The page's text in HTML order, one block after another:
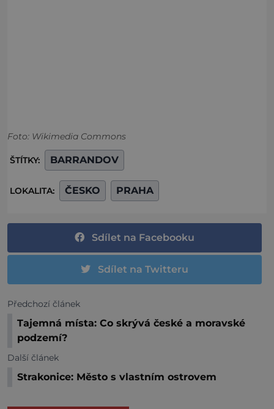
Foto: Wikimedia Commons
ŠTÍTKY: BARRANDOV
LOKALITA: ČESKO PRAHA
Sdílet na Facebooku
Sdílet na Twitteru
Předchozí článek
Tajemná místa: Co skrývá české a moravské
podzemí?
Další článek
Strakonice: Město s vlastním ostrovem